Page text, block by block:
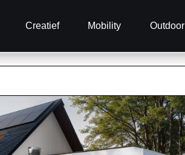
Creatief Mobility Outdoor